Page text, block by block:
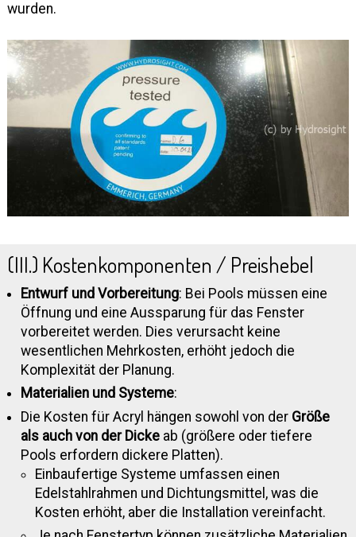
wurden.
(III.) Kostenkomponenten / Preishebel
Entwurf und Vorbereitung: Bei Pools müssen eine
Öffnung und eine Aussparung für das Fenster
vorbereitet werden. Dies verursacht keine
wesentlichen Mehrkosten, erhöht jedoch die
Komplexität der Planung.
Materialien und Systeme:
Die Kosten für Acryl hängen sowohl von der Größe
als auch von der Dicke ab (größere oder tiefere
Pools erfordern dickere Platten).
Einbaufertige Systeme umfassen einen
Edelstahlrahmen und Dichtungsmittel, was die
Kosten erhöht, aber die Installation vereinfacht.